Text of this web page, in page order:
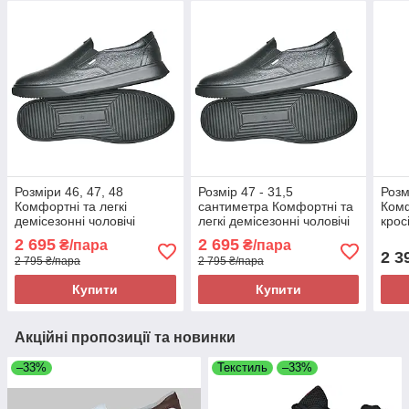
Розміри 46, 47, 48
Комфортні та легкі
демісезонні чоловічі
чорні, на підошві з піни
2 695 ₴/пара
2 795 ₴/пара
Купити
Розмір 47 - 31,5
сантиметра Комфортні та
легкі демісезонні чоловічі
чорні, на підошві з піни
2 695₴/пара
2 795 ₴/пара
Купити
2
Акційні пропозиції та новинки
–33% Текстиль –33%